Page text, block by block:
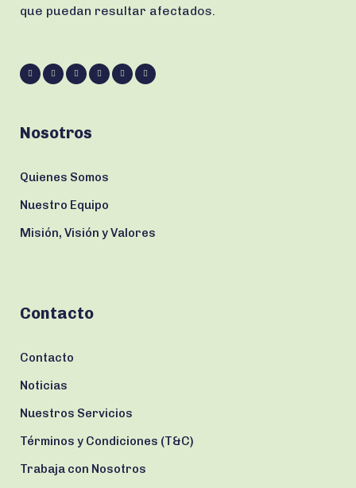
que puedan resultar afectados.
Nosotros
Quienes Somos
Nuestro Equipo
Misión, Visión y Valores
Contacto
Contacto
Noticias
Nuestros Servicios
Términos y Condiciones (T&C)
Trabaja con Nosotros